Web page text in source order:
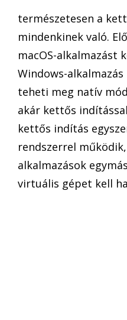
természetesen a
mindenkinek való.
macOS-alkalmazást
Windows-
teheti meg natív
akár kettős
kettős indítás
rendszerrel
alkalmazások
virtuális gépet kell